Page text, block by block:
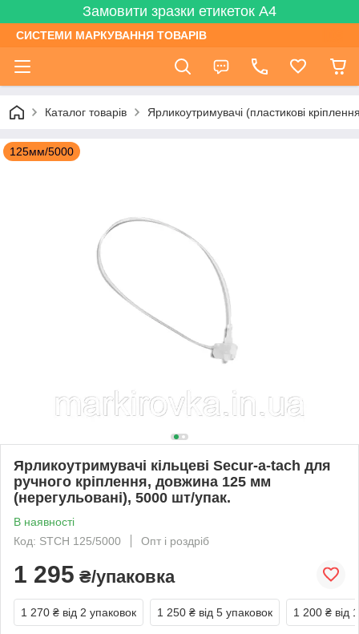
Замовити зразки етикеток А4
СИСТЕМИ МАРКУВАННЯ ТОВАРІВ
Каталог товарів Ярликоутримувачі (пластикові
125мм/5000
Ярликоутримувачі кільцеві Secur-a-tach для
ручного кріплення, довжина 125 мм
(нерегульовані), 5000 шт/упак.
В наявності
Код: STCH 125/5000
Опт і роздріб
1 295 ₴/упаковка
1 270 ₴ від 2 упаковок 1 250 ₴ від 5 упаковок 1 200 ₴ від